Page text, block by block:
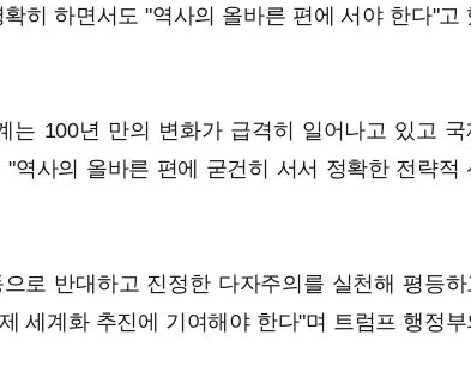
히 하면서도 "역사의 올바른 편에 서야 한다"고
100년 만의 변화가 급격히 일어나고 있고 국
역사의 올바른 편에 굳건히 서서 정확한 전략적
로 반대하고 진정한 다자주의를 실천해 평등하
세계화 추진에 기여해야 한다"며 트럼프 행정부